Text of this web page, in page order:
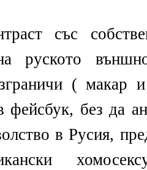
със
на руското
( макар
фейсбук, без да
в Русия,